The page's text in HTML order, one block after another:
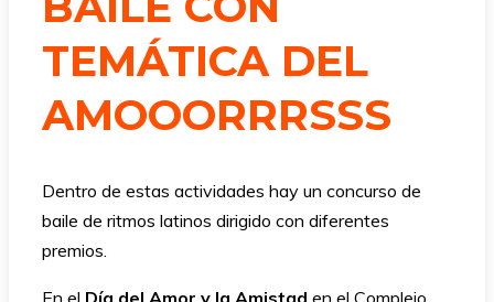
TEMÁTICA DEL
AMOOORRRSSS
Dentro de estas actividades hay un concurso de
baile de ritmos latinos dirigido con diferentes
premios.